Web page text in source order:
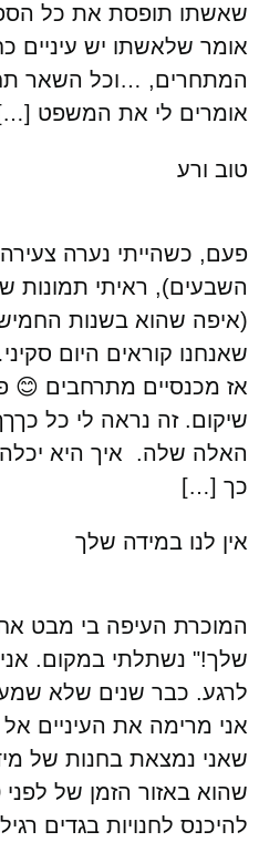
שאשתו תופסת את כל
אומר שלאשתו יש עיניים
המתחרים, …וכל השאר
אומרים לי את המשפט […]
טוב ורע
פעם, כשהייתי נערה
השבעים), ראיתי תמונות
(איפה שהוא בשנות
שאנחנו קוראים היום
אז מכנסיים מתרחבים 😊
שיקום. זה נראה לי כל
האלה שלה. איך היא
כך […]
אין לנו במידה שלך
המוכרת העיפה בי מבט
שלך!" נשתלתי במקום.
לרגע. כבר שנים שלא
אני מרימה את העיניים
שאני נמצאת בחנות של
להיכנס לחנויות בגדים